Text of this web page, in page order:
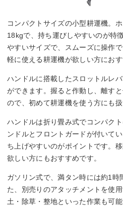
コンパクトサイズの小型耕運機。
18kgで、持ち運びしやすいのが特
やすいサイズで、スムーズに操作
軽に使える耕運機が欲しい方におす
ハンドルに搭載したスロットルレ
ができます。握ると作動し、離す
ので、初めて耕運機を使う方にも扱
ハンドルは折り畳み式でコンパク
ンドルとフロントガードが付いて
ち上げやすいのがポイントです。
欲しい方にもおすすめです。
ガソリン式で、満タン時には約1時
た、別売りのアタッチメントを使
土・除草・整地といった作業も可能